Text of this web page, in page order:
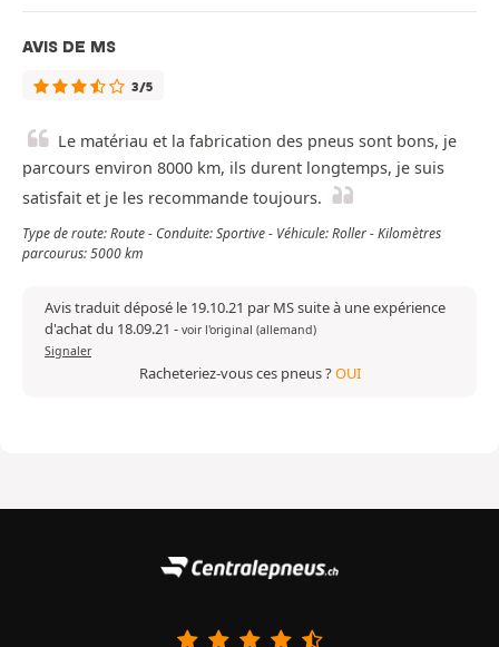
AVIS DE MS
3/5
Le matériau et la fabrication des pneus sont bons, je
parcours environ 8000 km, ils durent longtemps, je suis
satisfait et je les recommande toujours.
Type de route: Route - Conduite: Sportive - Véhicule: Roller - Kilomètres
parcourus: 5000 km
Avis traduit déposé le 19.10.21 par MS suite à une expérience
d'achat du 18.09.21 - voir l'original (allemand)
Signaler
Racheteriez-vous ces pneus ?OUI